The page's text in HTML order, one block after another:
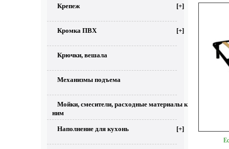
Крепеж [+]
Кромка ПВХ [+]
Крючки, вешала
Механизмы подъема
Мойки, смесители, расходные материалы к
ним
Наполнение для кухонь [+]